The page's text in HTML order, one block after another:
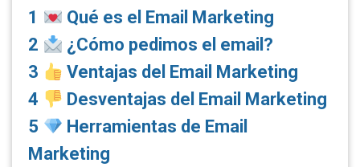
1
Qué es el Email Marketing
2
¿Cómo pedimos el email?
3
Ventajas del Email Marketing
4
Desventajas del Email Marketing
5
Herramientas de Email
Marketing